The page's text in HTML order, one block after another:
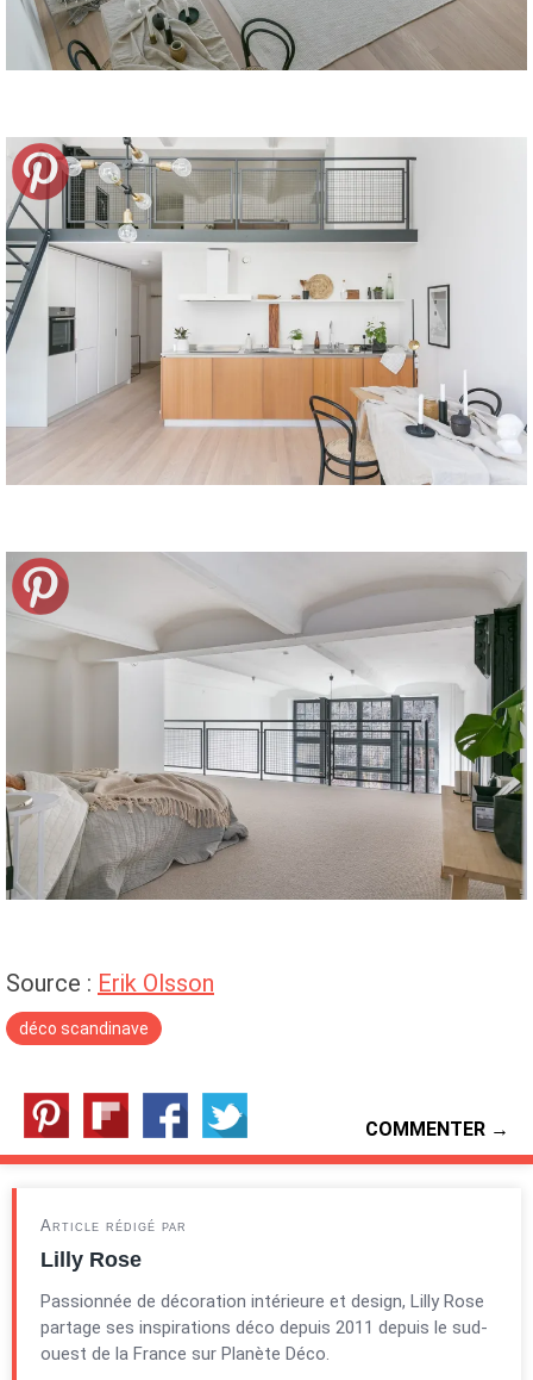
Source : Erik Olsson
déco scandinave
COMMENTER →
Article rédigé par
Lilly Rose
Passionnée de décoration intérieure et design, Lilly Rose
partage ses inspirations déco depuis 2011 depuis le sud-
ouest de la France sur Planète Déco.